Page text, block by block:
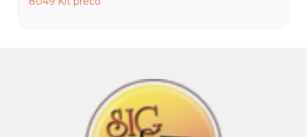
8053 fita adesiva marron
8054 lacradora de sacola reforcada
8055 lacradora de sacola